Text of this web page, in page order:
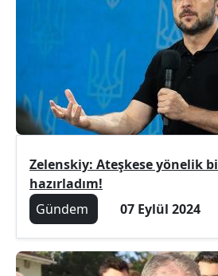
Zelenskiy: Ateşkese yönelik
hazırladım!
Gündem
07 Eylül 2024